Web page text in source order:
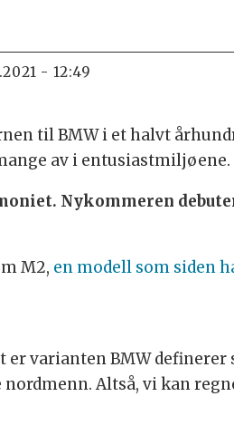
- 12:49
til BMW i et halvt
av i entusiastmiljøene.
Nykommeren
M2, en modell som siden
er varianten BMW
Altså, vi kan